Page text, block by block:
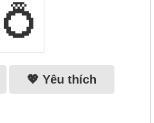
💍
💖 Yêu thích